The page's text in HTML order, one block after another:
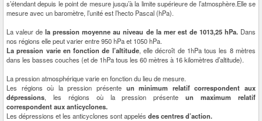
s’étendant depuis le point de mesure jusqu’à la limite supérieure de l’atmosphère.Elle se
mesure avec un baromètre, l’unité est l’hecto Pascal (hPa).
La valeur dela pression moyenne au niveau de la mer est de 1013,25 hPa. Dans
nos régions elle peut varier entre 950 hPa et 1050 hPa.
La pression varie en fonction de l’altitude, elle décroît de 1hPa tous les 8 mètres
dans les basses couches (et de 1hPa tous les 60 mètres à 16 kilomètres d’altitude).
La pression atmosphérique varie en fonction du lieu de mesure.
Les régions où la pression présente un minimum relatif correspondent aux
dépressions, les régions où la pression présenteun maximum relatif
correspondent aux anticyclones.
Les dépressions et les anticyclones sont appelés des centres d’action.